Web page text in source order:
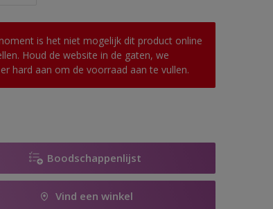
is het niet mogelijk dit product online
Houd de website in de gaten, we
hard aan om de voorraad aan te vullen.
Boodschappenlijst
Vind een winkel